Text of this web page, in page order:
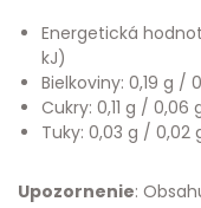
Energetická
kJ)
Bielkoviny: 0,19 g /
Cukry: 0,11 g / 0,06
Tuky: 0,03 g / 0,02
Upozornenie: